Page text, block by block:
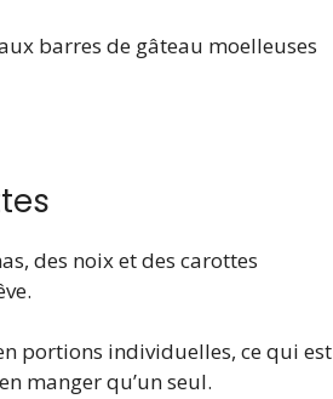
barres de gâteau moelleuses
des noix et des carottes
portions individuelles, ce qui est
manger qu’un seul.